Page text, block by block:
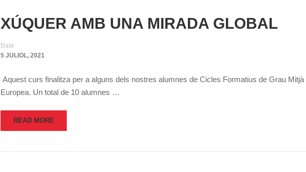
XÚQUER AMB UNA MIRADA GLOBAL
Date
5 JULIOL, 2021
Aquest curs finalitza per a alguns dels nostres alumnes de Cicles Formatius de Grau
Europea. Un total de 10 alumnes …
READ MORE